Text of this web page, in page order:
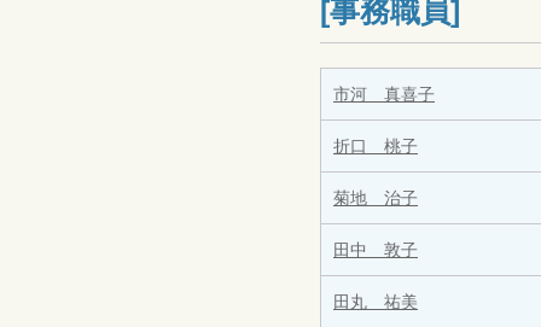
[事務職員]
市河 真喜子
折口 桃子
菊地 治子
田中 敦子
田丸 祐美